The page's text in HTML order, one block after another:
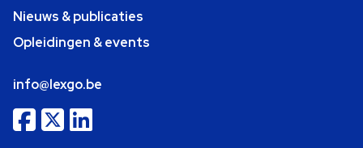
Nieuws & publicaties
Opleidingen & events
info@lexgo.be